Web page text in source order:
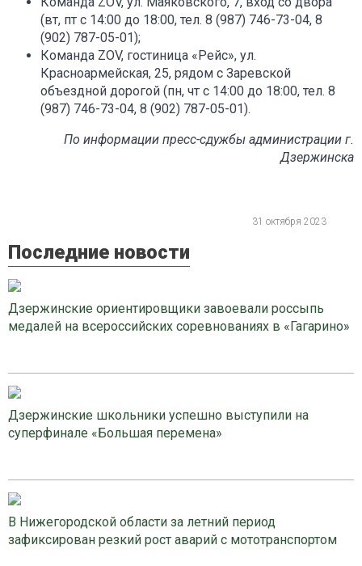
(вт, пт с 14:00 до 18:00, тел. 8 (987) 746-73-04, 8
(902) 787-05-01);
Команда ZOV, гостиница «Рейс», ул.
Красноармейская, 25, рядом с Заревской
объездной дорогой (пн, чт с 14:00 до 18:00, тел. 8
(987) 746-73-04, 8 (902) 787-05-01).
По информации пресс-сдужбы администрации г.
Дзержинска
31 октября 2023
Последние новости
Дзержинские ориентировщики завоевали россыпь
медалей на всероссийских соревнованиях в «Гагарино»
Дзержинские школьники успешно выступили на
суперфинале «Большая перемена»
В Нижегородской области за летний период
зафиксирован резкий рост аварий с мототранспортом